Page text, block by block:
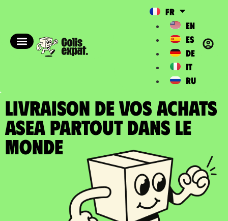
FR
EN
ES
DE
IT
RU
LIVRAISON DE VOS ACHATS
ASEA partout dans le
Monde